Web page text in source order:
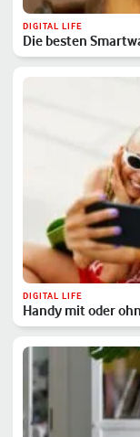
DIGITAL LIFE
Die besten
DIGITAL LIFE
Handy mit oder